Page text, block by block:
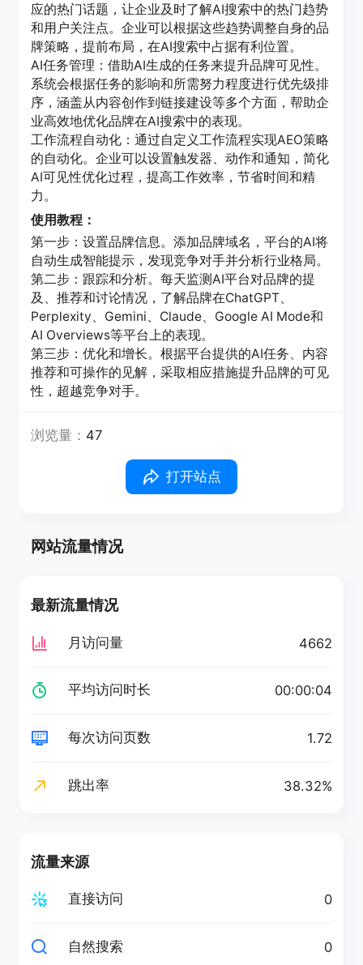
应的热门话题，让企业及时了解AI搜索中的热门趋势
和用户关注点。企业可以根据这些趋势调整自身的品
牌策略，提前布局，在AI搜索中占据有利位置。
AI任务管理：借助AI生成的任务来提升品牌可见性。
系统会根据任务的影响和所需努力程度进行优先级排
序，涵盖从内容创作到链接建设等多个方面，帮助企
业高效地优化品牌在AI搜索中的表现。
工作流程自动化：通过自定义工作流程实现AEO策略
的自动化。企业可以设置触发器、动作和通知，简化
AI可见性优化过程，提高工作效率，节省时间和精
力。
使用教程：
第一步：设置品牌信息。添加品牌域名，平台的AI将
自动生成智能提示，发现竞争对手并分析行业格局。
第二步：跟踪和分析。每天监测AI平台对品牌的提
及、推荐和讨论情况，了解品牌在ChatGPT、
Perplexity、Gemini、Claude、Google AI Mode和
AI Overviews等平台上的表现。
第三步：优化和增长。根据平台提供的AI任务、内容
推荐和可操作的见解，采取相应措施提升品牌的可见
性，超越竞争对手。
浏览量： 47
打开站点
网站流量情况
最新流量情况
月访问量 4662
平均访问时长 00:00:04
每次访问页数 1.72
跳出率 38.32%
流量来源
直接访问 0
自然搜索 0